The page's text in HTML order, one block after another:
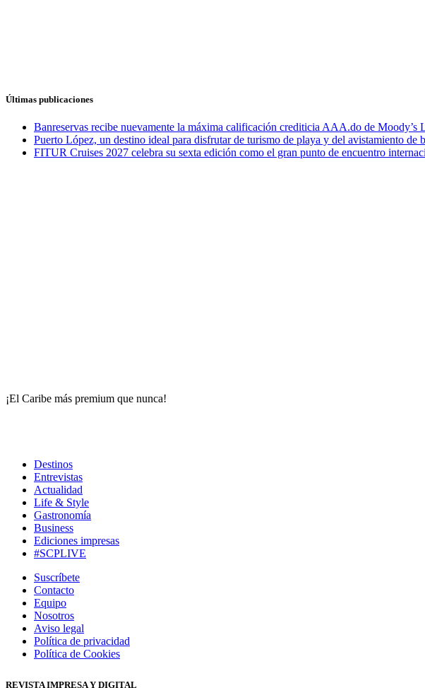
Últimas publicaciones
Banreservas recibe nuevamente la máxima calificación crediticia AAA.do de Moody’s
Puerto López, un destino ideal para disfrutar de turismo de playa y del avistamiento de
FITUR Cruises 2027 celebra su sexta edición como el gran punto de encuentro
¡El Caribe más premium que nunca!
Destinos
Entrevistas
Actualidad
Life & Style
Gastronomía
Business
Ediciones impresas
#SCPLIVE
Suscríbete
Contacto
Equipo
Nosotros
Aviso legal
Política de privacidad
Política de Cookies
REVISTA IMPRESA Y DIGITAL